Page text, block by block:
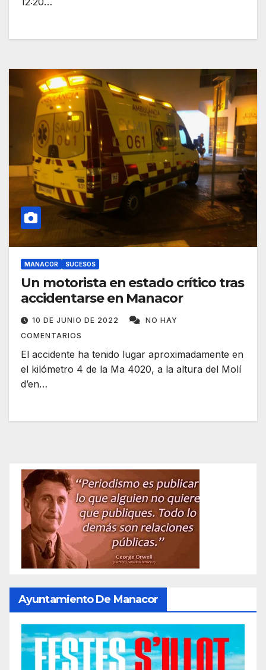
MANACOR SUCESOS
Un motorista en estado crítico tras
accidentarse en Manacor
10 DE JUNIO DE 2022
NO HAY
COMENTARIOS
El accidente ha tenido lugar aproximadamente en
el kilómetro 4 de la Ma 4020, a la altura del Molí
d’en…
Ayuntamiento De Manacor